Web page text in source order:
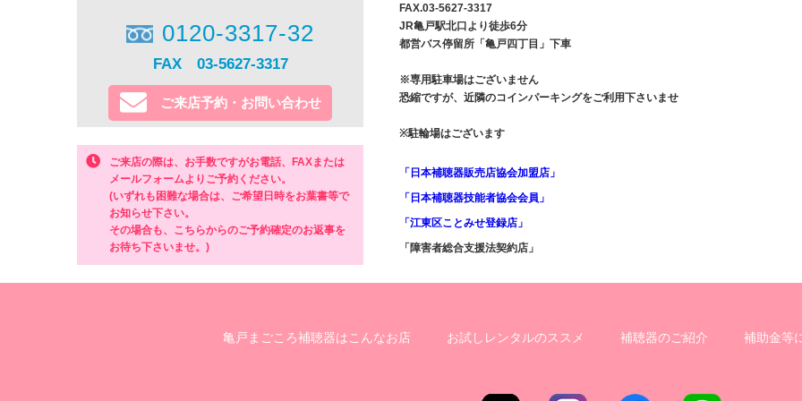
0120-3317-32
FAX 03-5627-3317
ご来店予約・お問い合わせ
ご来店の際は、お手数ですがお電話、FAXまたは
メールフォームよりご予約ください。
(いずれも困難な場合は、ご希望日時をお葉書等で
お知らせ下さい。
その場合も、こちらからのご予約確定のお返事を
お待ち下さいませ。)
FAX.03-5627-3317
JR亀戸駅北口より徒歩6分
都営バス停留所「亀戸四丁目」下車
※専用駐車場はございません
恐縮ですが、近隣のコインパーキングをご利用下さいませ
※駐輪場はございます
「日本補聴器販売店協会加盟店」
「日本補聴器技能者協会会員」
「江東区ことみせ登録店」
「障害者総合支援法契約店」
亀戸まごころ補聴器はこんなお店 お試しレンタルのススメ 補聴器のご紹介 補助金等